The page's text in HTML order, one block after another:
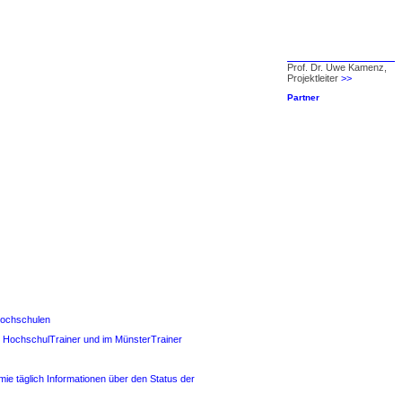
Prof. Dr. Uwe Kamenz,
Projektleiter >>
Partner
und im MünsterTrainer
täglich Informationen über den Status der